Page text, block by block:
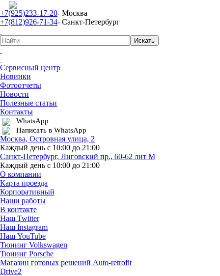
+7(925)233-17-20- Москва
+7(812)926-71-34- Санкт-Петербург
Сервисный центр
Новинки
Фотоотчеты
Новости
Полезные статьи
Контакты
WhatsApp
Написать в WhatsApp
Москва, Островная улица, 2
Каждый день с 10:00 до 21:00
Санкт-Петербург, Лиговский пр., 60-62 лит М
Каждый день с 10:00 до 21:00
О компании
Карта проезда
Корпоративный
Наши работы
В контакте
Наш Twitter
Наш Instagram
Наш YouTube
Тюнинг Volkswagen
Тюнинг Porsche
Магазин готовых решений Auto-retrofit
Drive2